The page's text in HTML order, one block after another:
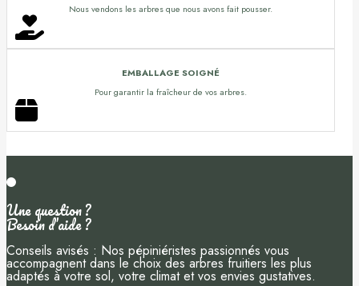
Nous vendons les arbres que nous avons fait pousser.
EMBALLAGE SOIGNÉ
Pour garantir la fraîcheur de vos arbres.
Une question ?
Besoin d’aide ?
Conseils avisés : Nos pépiniéristes passionnés vous
accompagnent dans le choix des arbres fruitiers les plus
adaptés à votre sol, votre climat et vos envies gustatives.